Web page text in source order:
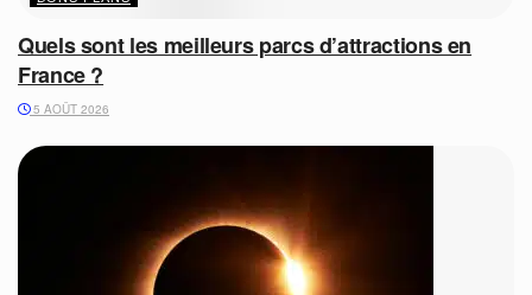
Quels sont les meilleurs parcs d’attractions en
France ?
5 AOÛT 2026